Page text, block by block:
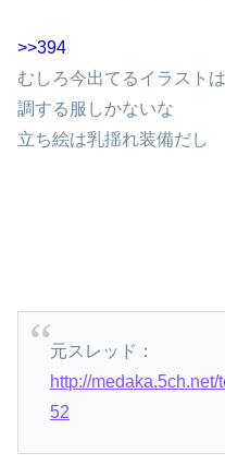
>>394
むしろ今出てるイラスト
調する服しかないな
立ち絵は乳揺れ装備だし
元スレッド：
http://
52